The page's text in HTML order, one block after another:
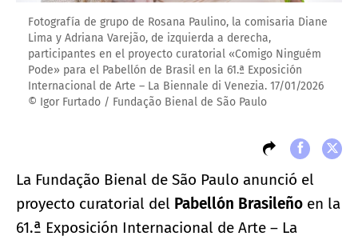
Fotografía de grupo de Rosana Paulino, la comisaria Diane
Lima y Adriana Varejão, de izquierda a derecha,
participantes en el proyecto curatorial «Comigo Ninguém
Pode» para el Pabellón de Brasil en la 61.ª Exposición
Internacional de Arte – La Biennale di Venezia. 17/01/2026
© Igor Furtado / Fundação Bienal de São Paulo
La Fundação Bienal de São Paulo anunció el
proyecto curatorial del Pabellón Brasileño en la
61.ª Exposición Internacional de Arte – La